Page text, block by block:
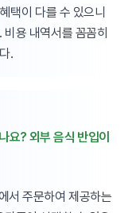
택이 다를 수 있으니
용 내역서를 꼼꼼히
.
요? 외부 음식 반입이
서 주문하여 제공하는